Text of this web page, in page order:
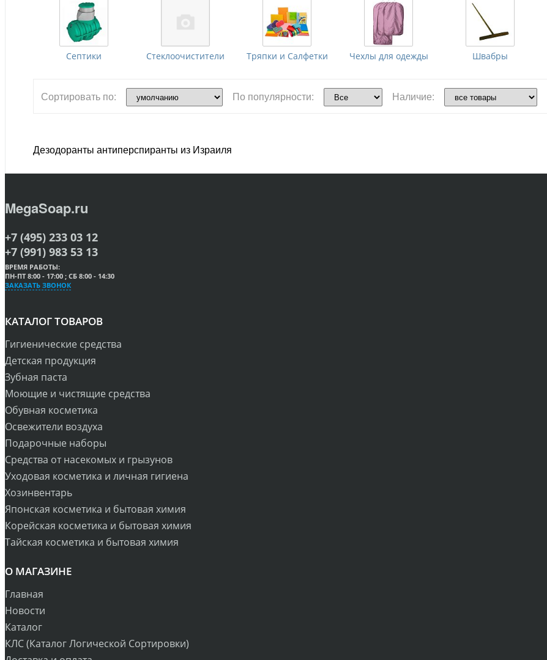
Септики Стеклоочистители Тряпки и Салфетки Чехлы для одежды Швабры
Сортировать по: По популярности: Наличие:
Дезодоранты антиперспиранты из Израиля
MegaSoap.ru
+7 (495) 233 03 12
+7 (991) 983 53 13
ВРЕМЯ РАБОТЫ:
ПН-ПТ 8:00 - 17:00 ; СБ 8:00 - 14:30
ЗАКАЗАТЬ ЗВОНОК
КАТАЛОГ ТОВАРОВ
Гигиенические средства
Детская продукция
Зубная паста
Моющие и чистящие средства
Обувная косметика
Освежители воздуха
Подарочные наборы
Средства от насекомых и грызунов
Уходовая косметика и личная гигиена
Хозинвентарь
Японская косметика и бытовая химия
Корейская косметика и бытовая химия
Тайская косметика и бытовая химия
О МАГАЗИНЕ
Главная
Новости
Каталог
КЛС (Каталог Логической Сортировки)